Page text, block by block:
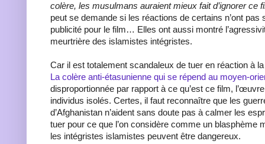
colère, les musulmans auraient mieux fait d’ignorer ce
peut se demande si les réactions de certains n’ont pas
publicité pour le film… Elles ont aussi montré
meurtrière des islamistes intégristes.
Car il est totalement scandaleux de tuer en réaction à
La colère anti-étasunienne qui se répend au moyen-
disproportionnée par rapport à ce qu’est ce film,
individus isolés. Certes, il faut reconnaître que les
d’Afghanistan n’aident sans doute pas à calmer les
tuer pour ce que l’on considère comme un blasphème
les intégristes islamistes peuvent être dangereux.